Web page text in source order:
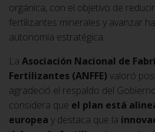
orgánica, con el objetivo de
fertilizantes minerales y avanzar
autonomía estratégica.
La Asociación Nacional de
Fertilizantes (ANFFE) valoró
agradeció el respaldo del
considera que el plan está
europea y destaca que la